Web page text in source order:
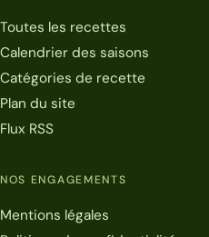
Toutes les recettes
Calendrier des saisons
Catégories de recette
Plan du site
Flux RSS
NOS ENGAGEMENTS
Mentions légales